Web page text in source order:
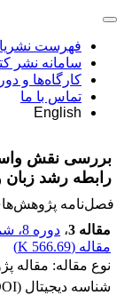
فهرست
سامانه نشر
کارگاه‌ها و
تماس با ما
English
بررسی نقش
رابطه رشد زبان
فصل‌نامه
مقاله 3
، دوره 8، شماره 4
مقاله (566.69 K
)
نوع مقاله: مقاله
شناسه دیجیتال (DOI):